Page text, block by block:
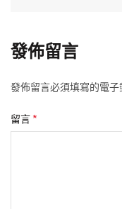
發佈留言
發佈留言必須填寫的電子
留言 *